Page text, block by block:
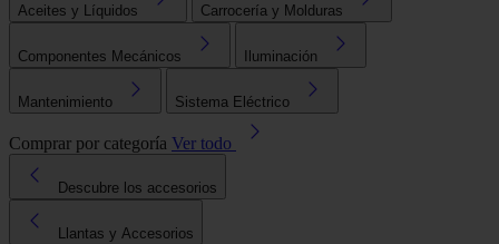
Aceites y Líquidos Carrocería y Molduras
Componentes Mecánicos Iluminación
Mantenimiento Sistema Eléctrico
Comprar por categoría Ver todo
Descubre los accesorios
Llantas y Accesorios